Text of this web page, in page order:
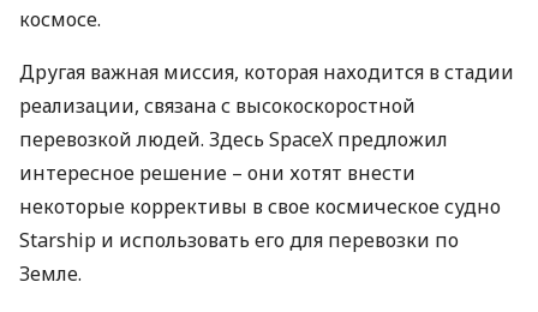
космосе.
Другая важная миссия, которая находится в стадии
реализации, связана с высокоскоростной
перевозкой людей. Здесь SpaceX предложил
интересное решение – они хотят внести
некоторые коррективы в свое космическое судно
Starship и использовать его для перевозки по
Земле.